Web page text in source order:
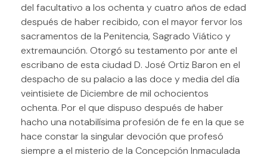
del facultativo a los ochenta y cuatro años de edad
después de haber recibido, con el mayor fervor los
sacramentos de la Penitencia, Sagrado Viático y
extremaunción. Otorgó su testamento por ante el
escribano de esta ciudad D. José Ortiz Baron en el
despacho de su palacio a las doce y media del día
veintisiete de Diciembre de mil ochocientos
ochenta. Por el que dispuso después de haber
hacho una notabilísima profesión de fe en la que se
hace constar la singular devoción que profesó
siempre a el misterio de la Concepción Inmaculada